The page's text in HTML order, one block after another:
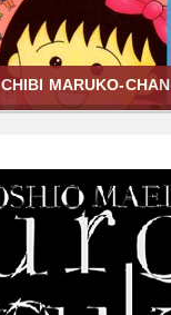
CHIBI MARUKO-CHAN